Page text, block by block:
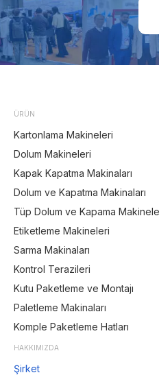
ÜRÜN
Kartonlama Makineleri
Dolum Makineleri
Kapak Kapatma Makinaları
Dolum ve Kapatma Makinaları
Tüp Dolum ve Kapama
Etiketleme Makineleri
Sarma Makinaları
Kontrol Terazileri
Kutu Paketleme ve Montajı
Paletleme Makinaları
Komple Paketleme Hatları
HAKKIMIZDA
Şirket